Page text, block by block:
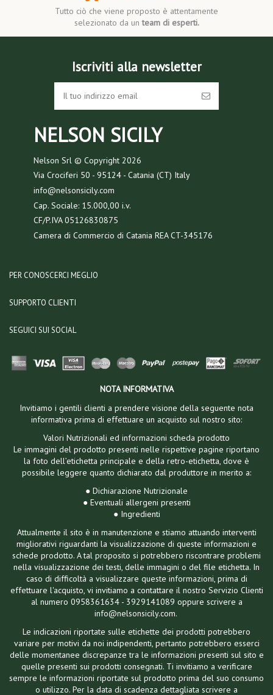
Tutto ciò che viene proposto è attentamente
selezionato da unteam di esperti.
Iscriviti alla newsletter
NELSON SICILY
Nelson Srl © Copyright2026
Via Crociferi 50 - 95124 - Catania (CT) Italy
info@nelsonsicily.com
Cap. Sociale: 15.000,00 i.v.
CF/P.IVA 05126830875
Camera di Commercio di Catania REA CT-345176
PER CONOSCERCI MEGLIO
SUPPORTO CLIENTI
SEGUICI SUI SOCIAL
NOTA INFORMATIVA
Invitiamo i gentili clienti a prendere visione della seguente nota
informativa prima di effettuare un acquisto sul nostro sito:
Valori Nutrizionali ed informazioni scheda prodotto
Le immagini del prodotto presenti nelle rispettive pagine riportano
la foto dell’etichetta principale e della retro-etichetta, dove è
possibile leggere quanto dichiarato dal produttore in merito a:
● Dichiarazione Nutrizionale
● Eventuali allergeni presenti
● Ingredienti
Attualmente il sito è in manutenzione e stiamo attuando interventi
migliorativi riguardanti la visualizzazione di queste informazioni e
schede prodotto. A tal proposito si potrebbero riscontrare problemi
nella visualizzazione dei testi, delle immagini o del file etichetta. In
caso di difficoltà a visualizzare queste informazioni, prima di
effettuare l'acquisto, vi invitiamo a contattare il nostro Servizio Clienti
al numero 0958361634 - 3929141089 oppure scrivere a
info@nelsonsicily.com.
Le indicazioni riportate sulle etichette dei prodotti potrebbero
variare per motivi da noi indipendenti, pertanto potrebbero esserci
delle momentanee discrepanze tra le informazioni presenti sul sito e
quelle presenti sui prodotti consegnati. Ti invitiamo a verificare
sempre le informazioni riportate sul prodotto prima del suo consumo
o utilizzo. Per la data di scadenza dettagliata scrivere a